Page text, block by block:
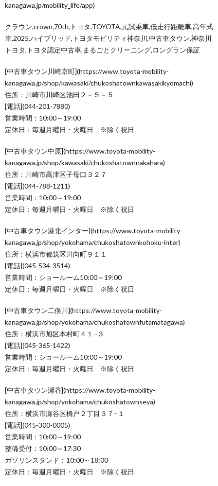
kanagawa.jp/mobility_life/app)
クラウン,crown,70th,トヨタ,TOYOTA,元試乗車,低走行距離車,高年式
車,2025,ハイブリッド,トヨタモビリティ神奈川,中古車タウン,神奈川
トヨタ,トヨタ認定中古車,まるごとクリーニング,ロングラン保証
[中古車タウン川崎京町](https://www.toyota-mobility-
kanagawa.jp/shop/kawasaki/chukoshatownkawasakikyomachi)
住所：川崎市川崎区池田２－５－５
[電話](044-201-7880)
営業時間：10:00～19:00
定休日：毎週月曜日・火曜日 ※除く祝日
[中古車タウン中原](https://www.toyota-mobility-
kanagawa.jp/shop/kawasaki/chukoshatownnakahara)
住所：川崎市高津区子母口３２７
[電話](044-788-1211)
営業時間：10:00～19:00
定休日：毎週月曜日・火曜日 ※除く祝日
[中古車タウン港北インター](https://www.toyota-mobility-
kanagawa.jp/shop/yokohama/chukoshatownkohoku-inter)
住所：横浜市都筑区川向町９１１
[電話](045-534-3514)
営業時間：ショールーム10:00～19:00
定休日：毎週月曜日・火曜日 ※除く祝日
[中古車タウン二俣川](https://www.toyota-mobility-
kanagawa.jp/shop/yokohama/chukoshatownfutamatagawa)
住所：横浜市旭区本村町４１−３
[電話](045-365-1422)
営業時間：ショールーム10:00～19:00
定休日：毎週月曜日・火曜日 ※除く祝日
[中古車タウン瀬谷](https://www.toyota-mobility-
kanagawa.jp/shop/yokohama/chukoshatownseya)
住所：横浜市瀬谷区橋戸２丁目３７−１
[電話](045-300-0005)
営業時間：10:00～19:00
整備受付：10:00～17:30
ガソリンスタンド：10:00～18:00
定休日：毎週月曜日・火曜日 ※除く祝日